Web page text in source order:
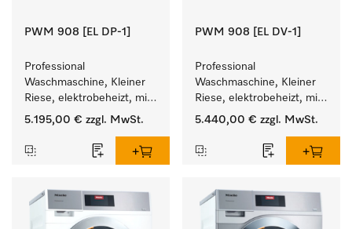
PWM 908 [EL DP-1]
Professional
Waschmaschine, Kleiner
Riese, elektrobeheizt, mit
Ablaufpumpe und
Programmen.
Leistung 8 kg  in 49 min .
5.195,00 € zzgl. MwSt.
PWM 908 [EL DV-1]
Professional
Waschmaschine, Kleiner
Riese, elektrobeheizt, mit
Ablaufventil und
Programmen.
Leistung 8 kg  in 49 min .
5.440,00 € zzgl. MwSt.